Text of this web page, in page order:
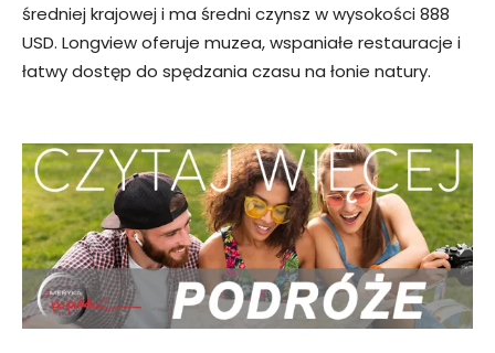
średniej krajowej i ma średni czynsz w wysokości 888
USD. Longview oferuje muzea, wspaniałe restauracje i
łatwy dostęp do spędzania czasu na łonie natury.